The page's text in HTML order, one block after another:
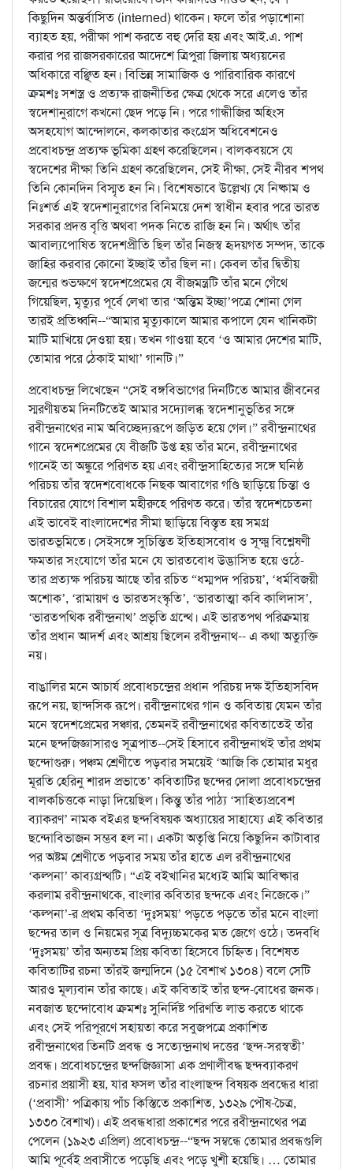
কিছুদিন অন্তর্বাসিত (interned) থাকেন। ফলে তাঁর পড়াশোনা
ব্যাহত হয়, পরীক্ষা পাশ করতে বহু দেরি হয় এবং আই.এ. পাশ
করার পর রাজসরকারের আদেশে ত্রিপুরা জিলায় অধ্যয়নের
অধিকারে বঞ্ছিত হন। বিভিন্ন সামাজিক ও পারিবারিক কারণে
ক্রমশঃ সশস্ত্র ও প্রত্যক্ষ রাজনীতির ক্ষেত্র থেকে সরে এলেও তাঁর
স্বদেশানুরাগে কখনো ছেদ পড়ে নি। পরে গান্ধীজির অহিংস
অসহযোগ আন্দোলনে, কলকাতার কংগ্রেস অধিবেশনেও
প্রবোধচন্দ্র প্রত্যক্ষ ভূমিকা গ্রহণ করেছিলেন। বালকবয়সে যে
স্বদেশের দীক্ষা তিনি গ্রহণ করেছিলেন, সেই দীক্ষা, সেই নীরব শপথ
তিনি কোনদিন বিস্মৃত হন নি। বিশেষভাবে উল্লেখ্য যে নিষ্কাম ও
নিঃশর্ত এই স্বদেশানুরাগের বিনিময়ে দেশ স্বাধীন হবার পরে ভারত
সরকার প্রদত্ত বৃত্তি অথবা পদক নিতে রাজি হন নি। অর্থাৎ তাঁর
আবাল্যপোষিত স্বদেশপ্রীতি ছিল তাঁর নিজস্ব হৃদয়গত সম্পদ, তাকে
জাহির করবার কোনো ইচ্ছাই তাঁর ছিল না। কেবল তাঁর দ্বিতীয়
জন্মের শুভক্ষণে স্বদেশপ্রেমের যে বীজমন্ত্রটি তাঁর মনে গেঁথে
গিয়েছিল, মৃত্যুর পূর্বে লেখা তার ‘অন্তিম ইচ্ছা’পত্রে শোনা গেল
তারই প্রতিধ্বনি--“আমার মৃত্যুকালে আমার কপালে যেন খানিকটা
মাটি মাখিয়ে দেওয়া হয়। তখন গাওয়া হবে ‘ও আমার দেশের মাটি,
তোমার পরে ঠেকাই মাথা’ গানটি।”
প্রবোধচন্দ্র লিখেছেন “সেই বঙ্গবিভাগের দিনটিতে আমার জীবনের
স্মরণীয়তম দিনটিতেই আমার সদ্যোলব্ধ স্বদেশানুভূতির সঙ্গে
রবীন্দ্রনাথের নাম অবিচ্ছেদ্যরূপে জড়িত হয়ে গেল।” রবীন্দ্রনাথের
গানে স্বদেশপ্রেমের যে বীজটি উপ্ত হয় তাঁর মনে, রবীন্দ্রনাথের
গানেই তা অঙ্কুরে পরিণত হয় এবং রবীন্দ্রসাহিত্যের সঙ্গে ঘনিষ্ঠ
পরিচয় তাঁর স্বদেশবোধকে নিছক আবাগের গণ্ডি ছাড়িয়ে চিন্তা ও
বিচারের যোগে বিশাল মহীরুহে পরিণত করে। তাঁর স্বদেশচেতনা
এই ভাবেই বাংলাদেশের সীমা ছাড়িয়ে বিস্তৃত হয় সমগ্র
ভারতভূমিতে। সেইসঙ্গে সুচিন্তিত ইতিহাসবোধ ও সূক্ষ্ম বিশ্লেষণী
ক্ষমতার সংযোগে তাঁর মনে যে ভারতবোধ উদ্ভাসিত হয়ে ওঠে-
তার প্রত্যক্ষ পরিচয় আছে তাঁর রচিত “ধম্মপদ পরিচয়’, ‘ধর্মবিজয়ী
অশোক’, ‘রামায়ণ ও ভারতসংস্কৃতি’, ‘ভারতাত্মা কবি কালিদাস’,
‘ভারতপথিক রবীন্দ্রনাথ’ প্রভৃতি গ্রন্থে। এই ভারতপথ পরিক্রমায়
তাঁর প্রধান আদর্শ এবং আশ্রয় ছিলেন রবীন্দ্রনাথ-- এ কথা অত্যুক্তি
নয়।
বাঙালির মনে আচার্য প্রবোধচন্দ্রের প্রধান পরিচয় দক্ষ ইতিহাসবিদ
রূপে নয়, ছান্দসিক রূপে। রবীন্দ্রনাথের গান ও কবিতায় যেমন তাঁর
মনে স্বদেশপ্রেমের সঞ্চার, তেমনই রবীন্দ্রনাথের কবিতাতেই তাঁর
মনে ছন্দজিজ্ঞাসারও সূত্রপাত--সেই হিসাবে রবীন্দ্রনাথই তাঁর প্রথম
ছন্দোগুরু। পঞ্চম শ্রেণীতে পড়বার সময়েই ‘আজি কি তোমার মধুর
মূরতি হেরিনু শারদ প্রভাতে’ কবিতাটির ছন্দের দোলা প্রবোধচন্দ্রের
বালকচিত্তকে নাড়া দিয়েছিল। কিন্তু তাঁর পাঠ্য ‘সাহিত্যপ্রবেশ
ব্যাকরণ’ নামক বইএর ছন্দবিষয়ক অধ্যায়ের সাহায্যে এই কবিতার
ছন্দোবিভাজন সম্ভব হল না। একটা অতৃপ্তি নিয়ে কিছুদিন কাটাবার
পর অষ্টম শ্রেণীতে পড়বার সময় তাঁর হাতে এল রবীন্দ্রনাথের
‘কল্পনা’ কাব্যগ্রন্থটি। “এই বইখানির মধ্যেই আমি আবিষ্কার
করলাম রবীন্দ্রনাথকে, বাংলার কবিতার ছন্দকে এবং নিজেকে।”
‘কল্পনা’-র প্রথম কবিতা ‘দুঃসময়’ পড়তে পড়তে তাঁর মনে বাংলা
ছন্দের তাল ও নিয়মের সূত্র বিদ্যুচ্চমকের মত জেগে ওঠে। তদবধি
‘দুঃসময়’ তাঁর অন্যতম প্রিয় কবিতা হিসেবে চিহ্নিত। বিশেষত
কবিতাটির রচনা তাঁরই জন্মদিনে (১৫ বৈশাখ ১৩০৪) বলে সেটি
আরও মূল্যবান তাঁর কাছে। এই কবিতাই তাঁর ছন্দ-বোধের জনক।
নবজাত ছন্দোবোধ ক্রমশঃ সুনির্দিষ্ট পরিণতি লাভ করতে থাকে
এবং সেই পরিপূরণে সহায়তা করে সবুজপত্রে প্রকাশিত
রবীন্দ্রনাথের তিনটি প্রবন্ধ ও সত্যেন্দ্রনাথ দত্তের ‘ছন্দ-সরস্বতী’
প্রবন্ধ। প্রবোধচন্দ্রের ছন্দজিজ্ঞাসা এক প্রণালীবদ্ধ ছন্দব্যাকরণ
রচনার প্রয়াসী হয়, যার ফসল তাঁর বাংলাছন্দ বিষয়ক প্রবন্ধের ধারা
(‘প্রবাসী’ পত্রিকায় পাঁচ কিস্তিতে প্রকাশিত, ১৩২৯ পৌষ-চৈত্র,
১৩৩০ বৈশাখ)। এই প্রবন্ধধারা প্রকাশের পরে রবীন্দ্রনাথের পত্র
পেলেন (১৯২৩ এপ্রিল) প্রবোধচন্দ্র--“ছন্দ সম্বন্ধে তোমার প্রবন্ধগুলি
আমি পূর্বেই প্রবাসীতে পড়েছি এবং পড়ে খুশী হয়েছি। … তোমার